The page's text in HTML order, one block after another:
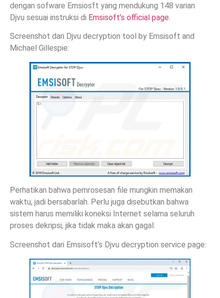
dengan sofware Emsiosft yang mendukung 148 varian
Djvu sesuai instruksi di Emsisoft’s official page.
Screenshot dari Djvu decryption tool by Emsisoft and
Michael Gillespie:
Perhatikan bahwa pemrosesan file mungkin memakan
waktu, jadi bersabarlah. Perlu juga disebutkan bahwa
sistem harus memiliki koneksi Internet selama seluruh
proses dekripsi, jika tidak maka akan gagal.
Screenshot dari Emsisoft’s Djvu decryption service page: